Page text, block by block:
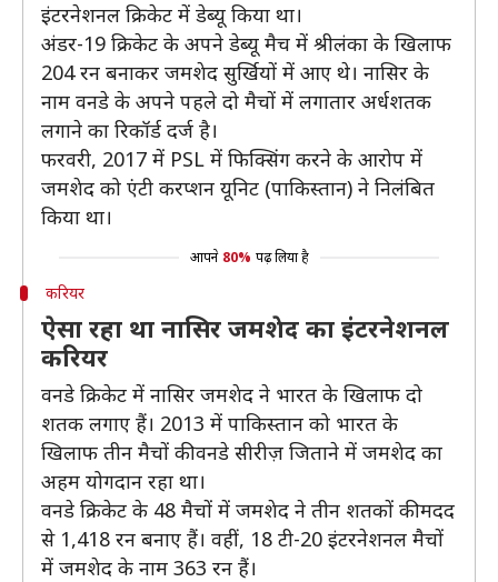
इंटरनेशनल क्रिकेट में डेब्यू किया था।
अंडर-19 क्रिकेट के अपने डेब्यू मैच में श्रीलंका के खिलाफ
204 रन बनाकर जमशेद सुर्खियों में आए थे। नासिर के
नाम वनडे के अपने पहले दो मैचों में लगातार अर्धशतक
लगाने का रिकॉर्ड दर्ज है।
फरवरी, 2017 में PSL में फिक्सिंग करने के आरोप में
जमशेद को एंटी करप्शन यूनिट (पाकिस्तान) ने निलंबित
किया था।
आपने 80% पढ़ लिया है
करियर
ऐसा रहा था नासिर जमशेद का इंटरनेशनल
करियर
वनडे क्रिकेट में नासिर जमशेद ने भारत के खिलाफ दो
शतक लगाए हैं। 2013 में पाकिस्तान को भारत के
खिलाफ तीन मैचों की वनडे सीरीज़ जिताने में जमशेद का
अहम योगदान रहा था।
वनडे क्रिकेट के 48 मैचों में जमशेद ने तीन शतकों की मदद
से 1,418 रन बनाए हैं। वहीं, 18 टी-20 इंटरनेशनल मैचों
में जमशेद के नाम 363 रन हैं।